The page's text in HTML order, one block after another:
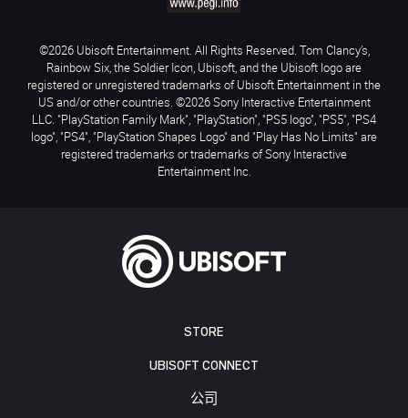
STORE
UBISOFT CONNECT
公司
©2026 Ubisoft Entertainment. All Rights Reserved. Tom Clancy’s,
Rainbow Six, the Soldier Icon, Ubisoft, and the Ubisoft logo are
registered or unregistered trademarks of Ubisoft Entertainment in the
US and/or other countries. ©2026 Sony Interactive Entertainment
LLC. "PlayStation Family Mark", "PlayStation", "PS5 logo", "PS5", "PS4
logo", "PS4", "PlayStation Shapes Logo" and "Play Has No Limits" are
registered trademarks or trademarks of Sony Interactive
Entertainment Inc.